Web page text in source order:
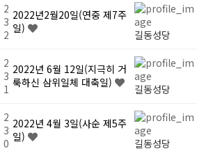
2
3
2
2022년2월20일(연중 제7주
일)
길동성당
2
3
1
2022년 6월 12일(지극히 거
룩하신 삼위일체 대축일)
길동성당
2
3
0
2022년 4월 3일(사순 제5주
일)
길동성당